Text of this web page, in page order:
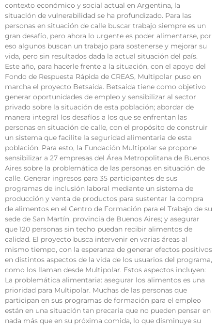
contexto económico y social actual en Argentina, la
situación de vulnerabilidad se ha profundizado. Para las
personas en situación de calle buscar trabajo siempre es un
gran desafío, pero ahora lo urgente es poder alimentarse, por
eso algunos buscan un trabajo para sostenerse y mejorar su
vida, pero sin resultados dada la actual situación del país.
Este año, para hacerle frente a la situación, con el apoyo del
Fondo de Respuesta Rápida de CREAS, Multipolar puso en
marcha el proyecto Betsaida. Betsaida tiene como objetivo
generar oportunidades de empleo y sensibilizar al sector
privado sobre la situación de esta población; abordar de
manera integral los desafíos a los que se enfrentan las
personas en situación de calle, con el propósito de construir
un sistema que facilite la seguridad alimentaria de esta
población. Para esto, la Fundación Multipolar se propone
sensibilizar a 27 empresas del Área Metropolitana de Buenos
Aires sobre la problemática de las personas en situación de
calle. Generar ingresos para 35 participantes de sus
programas de inclusión laboral mediante un sistema de
producción y venta de productos para sustentar la compra
de alimentos en el Centro de Formación para el Trabajo de su
sede de San Martín, provincia de Buenos Aires; y asegurar
que 120 personas sin techo puedan recibir alimentos de
calidad. El proyecto busca intervenir en varias áreas al
mismo tiempo, con la esperanza de generar efectos positivos
en distintos aspectos de la vida de los usuarios del programa,
como los llaman desde Multipolar. Estos aspectos incluyen:
La problemática alimentaria: asegurar los alimentos es una
prioridad para Multipolar. Muchas de las personas que
participan en sus programas de formación para el empleo
están en una situación tan precaria que no pueden pensar en
nada más que en su próxima comida, lo que disminuye su